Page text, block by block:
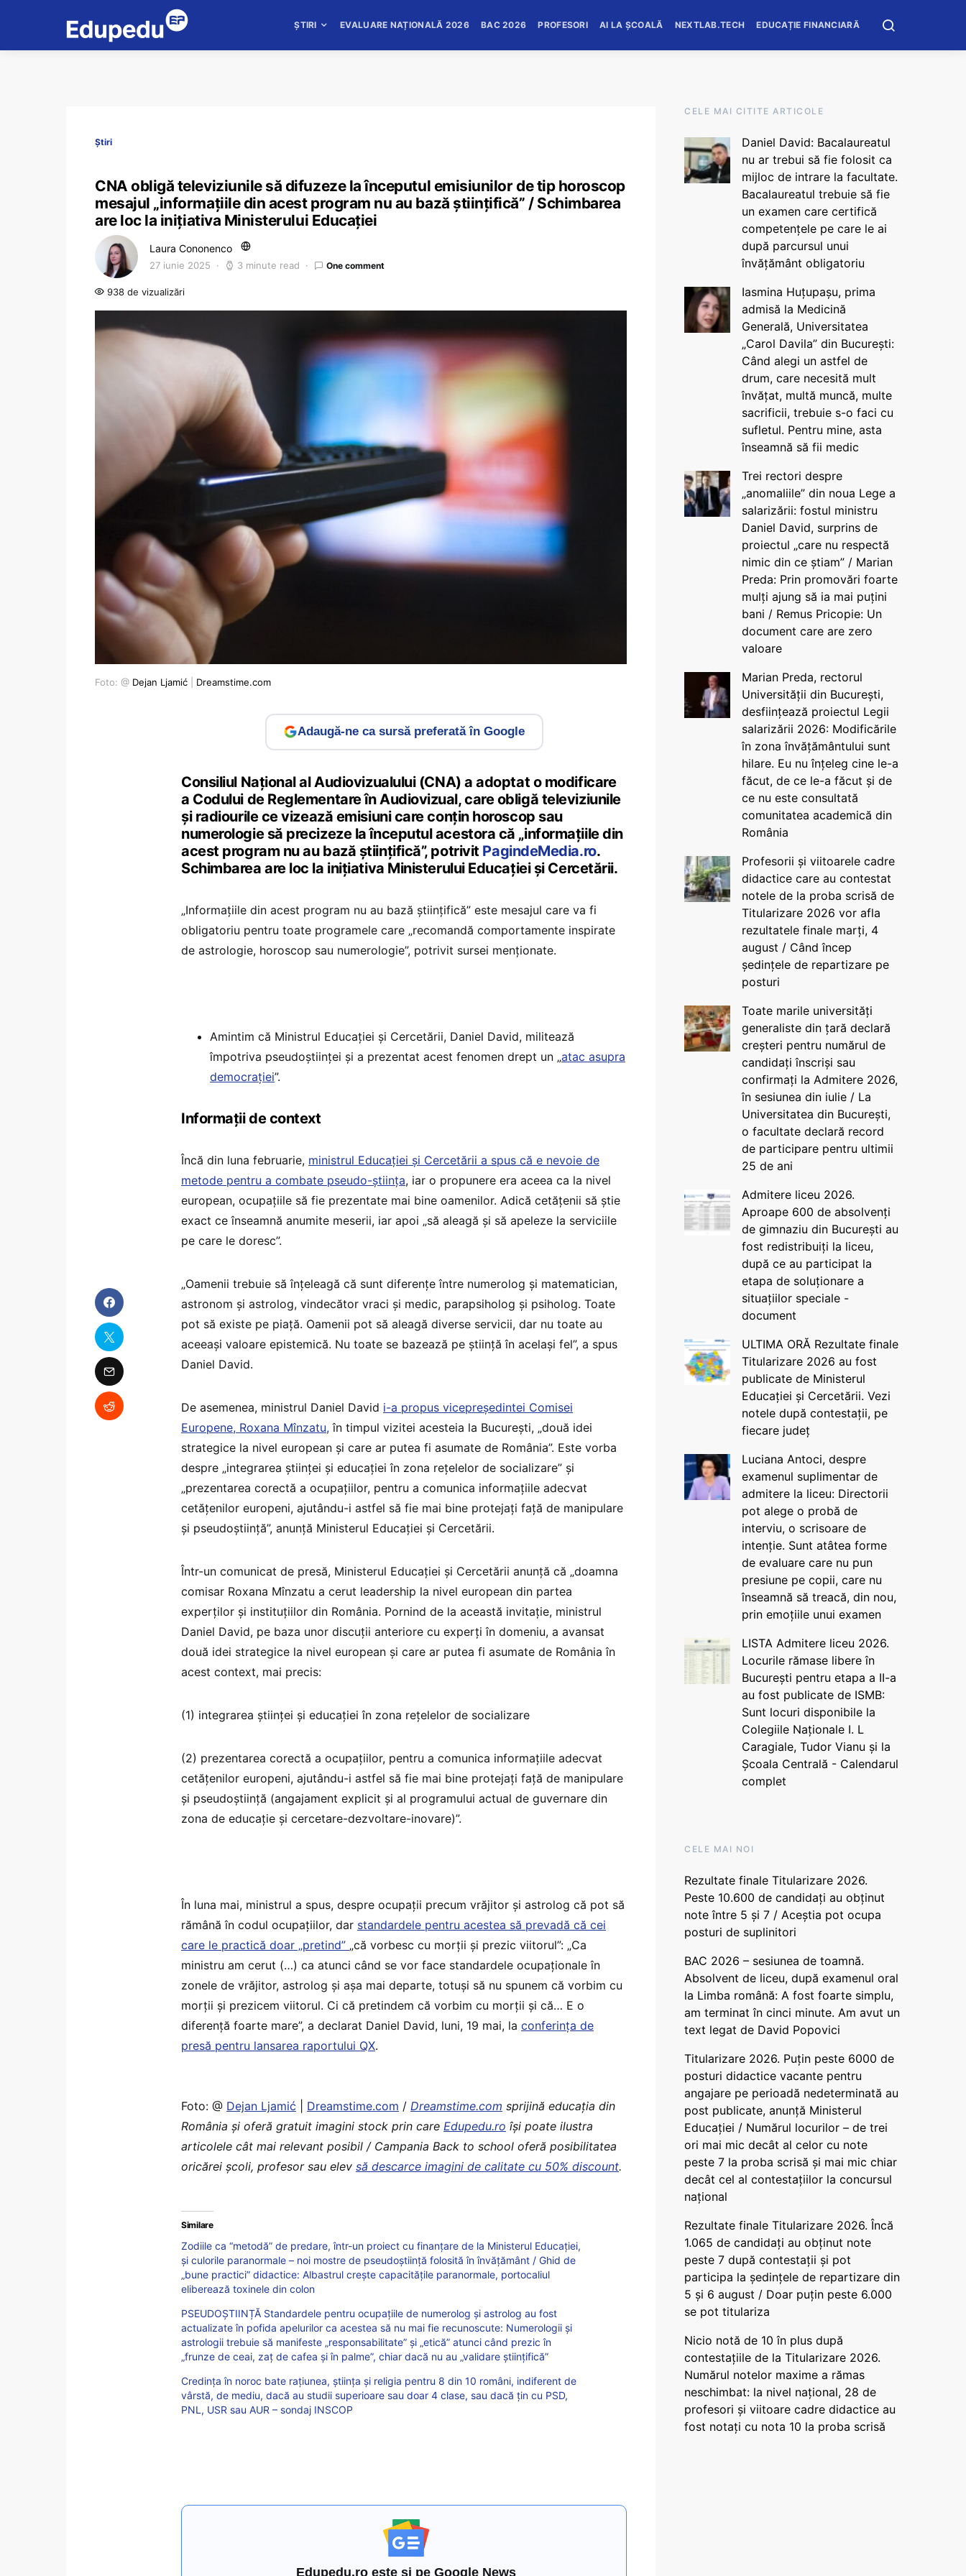
ȘTIRI EVALUARE NAȚIONALĂ 2026 BAC 2026 PROFESORI AI LA ȘCOALĂ NEXTLAB.TECH EDUCAȚIE FINANCIARĂ
Știri
CNA obligă televiziunile să difuzeze la începutul emisiunilor de tip horoscop
mesajul „informaţiile din acest program nu au bază ştiinţifică” / Schimbarea
are loc la inițiativa Ministerului Educaţiei
Laura Cononenco
27 iunie 2025 3 minute read One comment
938 de vizualizări
Foto: @ Dejan Ljamić Dreamstime.com
Adaugă-ne ca sursă preferată în Google
Consiliul Naţional al Audiovizualului (CNA) a adoptat o modificare
a Codului de Reglementare în Audiovizual, care obligă televiziunile
și radiourile ce vizează emisiuni care conţin horoscop sau
numerologie să precizeze la începutul acestora că „informaţiile din
acest program nu au bază ştiinţifică”, potrivit PagindeMedia.ro.
Schimbarea are loc la inițiativa Ministerului Educaţiei și Cercetării.
„Informaţiile din acest program nu au bază ştiinţifică” este mesajul care va fi
obligatoriu pentru toate programele care „recomandă comportamente inspirate
de astrologie, horoscop sau numerologie”, potrivit sursei menționate.
Amintim că Ministrul Educației și Cercetării, Daniel David, militează
împotriva pseudoștiinței și a prezentat acest fenomen drept un „atac asupra
democrației”.
Informații de context
Încă din luna februarie, ministrul Educației și Cercetării a spus că e nevoie de
metode pentru a combate pseudo-știința, iar o propunere era aceea ca la nivel
european, ocupațiile să fie prezentate mai bine oamenilor. Adică cetățenii să știe
exact ce înseamnă anumite meserii, iar apoi „să aleagă și să apeleze la serviciile
pe care le doresc”.
„Oamenii trebuie să înțeleagă că sunt diferențe între numerolog și matematician,
astronom și astrolog, vindecător vraci și medic, parapsiholog și psiholog. Toate
pot să existe pe piață. Oamenii pot să aleagă diverse servicii, dar nu toate au
aceeași valoare epistemică. Nu toate se bazează pe știință în același fel”, a spus
Daniel David.
De asemenea, ministrul Daniel David i-a propus vicepreședintei Comisei
Europene, Roxana Mînzatu, în timpul vizitei acesteia la București, „două idei
strategice la nivel european și care ar putea fi asumate de România”. Este vorba
despre „integrarea științei și educației în zona rețelelor de socializare” și
„prezentarea corectă a ocupațiilor, pentru a comunica informațiile adecvat
cetățenilor europeni, ajutându-i astfel să fie mai bine protejați față de manipulare
și pseudoștiință”, anunță Ministerul Educației și Cercetării.
Într-un comunicat de presă, Ministerul Educației și Cercetării anunță că „doamna
comisar Roxana Mînzatu a cerut leadership la nivel european din partea
experților și instituțiilor din România. Pornind de la această invitație, ministrul
Daniel David, pe baza unor discuții anteriore cu experți în domeniu, a avansat
două idei strategice la nivel european și care ar putea fi asumate de România în
acest context, mai precis:
(1) integrarea științei și educației în zona rețelelor de socializare
(2) prezentarea corectă a ocupațiilor, pentru a comunica informațiile adecvat
cetățenilor europeni, ajutându-i astfel să fie mai bine protejați față de manipulare
și pseudoștiință (angajament explicit și al programului actual de guvernare din
zona de educație și cercetare-dezvoltare-inovare)”.
În luna mai, ministrul a spus, despre ocupații precum vrăjitor și astrolog că pot să
rămână în codul ocupațiilor, dar standardele pentru acestea să prevadă că cei
care le practică doar „pretind” „că vorbesc cu morții și prezic viitorul”: „Ca
ministru am cerut (…) ca atunci când se vor face standardele ocupaționale în
zonele de vrăjitor, astrolog și așa mai departe, totuși să nu spunem că vorbim cu
morții și prezicem viitorul. Ci că pretindem că vorbim cu morții și că… E o
diferență foarte mare”, a declarat Daniel David, luni, 19 mai, la conferința de
presă pentru lansarea raportului QX.
Foto: @ Dejan Ljamić Dreamstime.com / Dreamstime.com sprijină educaţia din
România şi oferă gratuit imagini stock prin care Edupedu.ro îşi poate ilustra
articolele cât mai relevant posibil / Campania Back to school oferă posibilitatea
oricărei școli, profesor sau elev să descarce imagini de calitate cu 50% discount.
Similare
Zodiile ca “metodă” de predare, într-un proiect cu finanțare de la Ministerul Educației,
și culorile paranormale – noi mostre de pseudoștiință folosită în învățământ / Ghid de
„bune practici” didactice: Albastrul crește capacitățile paranormale, portocaliul
eliberează toxinele din colon
PSEUDOȘTIINȚĂ Standardele pentru ocupațiile de numerolog și astrolog au fost
actualizate în pofida apelurilor ca acestea să nu mai fie recunoscute: Numerologii și
astrologii trebuie să manifeste „responsabilitate” și „etică” atunci când prezic în
„frunze de ceai, zaț de cafea și în palme”, chiar dacă nu au „validare științifică”
Credința în noroc bate rațiunea, știința și religia pentru 8 din 10 români, indiferent de
vârstă, de mediu, dacă au studii superioare sau doar 4 clase, sau dacă țin cu PSD,
PNL, USR sau AUR – sondaj INSCOP
Edupedu.ro este și pe Google News
CELE MAI CITITE ARTICOLE
Daniel David: Bacalaureatul
nu ar trebui să fie folosit ca
mijloc de intrare la facultate.
Bacalaureatul trebuie să fie
un examen care certifică
competențele pe care le ai
după parcursul unui
învățământ obligatoriu
Iasmina Huțupașu, prima
admisă la Medicină
Generală, Universitatea
„Carol Davila” din București:
Când alegi un astfel de
drum, care necesită mult
învățat, multă muncă, multe
sacrificii, trebuie s-o faci cu
sufletul. Pentru mine, asta
înseamnă să fii medic
Trei rectori despre
„anomaliile” din noua Lege a
salarizării: fostul ministru
Daniel David, surprins de
proiectul „care nu respectă
nimic din ce știam” / Marian
Preda: Prin promovări foarte
mulți ajung să ia mai puțini
bani / Remus Pricopie: Un
document care are zero
valoare
Marian Preda, rectorul
Universității din București,
desființează proiectul Legii
salarizării 2026: Modificările
în zona învățământului sunt
hilare. Eu nu înțeleg cine le-a
făcut, de ce le-a făcut și de
ce nu este consultată
comunitatea academică din
România
Profesorii și viitoarele cadre
didactice care au contestat
notele de la proba scrisă de
Titularizare 2026 vor afla
rezultatele finale marți, 4
august / Când încep
ședințele de repartizare pe
posturi
Toate marile universități
generaliste din țară declară
creșteri pentru numărul de
candidați înscriși sau
confirmați la Admitere 2026,
în sesiunea din iulie / La
Universitatea din București,
o facultate declară record
de participare pentru ultimii
25 de ani
Admitere liceu 2026.
Aproape 600 de absolvenți
de gimnaziu din București au
fost redistribuiți la liceu,
după ce au participat la
etapa de soluționare a
situațiilor speciale -
document
ULTIMA ORĂ Rezultate finale
Titularizare 2026 au fost
publicate de Ministerul
Educației și Cercetării. Vezi
notele după contestații, pe
fiecare județ
Luciana Antoci, despre
examenul suplimentar de
admitere la liceu: Directorii
pot alege o probă de
interviu, o scrisoare de
intenție. Sunt atâtea forme
de evaluare care nu pun
presiune pe copii, care nu
înseamnă să treacă, din nou,
prin emoțiile unui examen
LISTA Admitere liceu 2026.
Locurile rămase libere în
București pentru etapa a II-a
au fost publicate de ISMB:
Sunt locuri disponibile la
Colegiile Naționale I. L
Caragiale, Tudor Vianu și la
Școala Centrală - Calendarul
complet
CELE MAI NOI
Rezultate finale Titularizare 2026.
Peste 10.600 de candidați au obținut
note între 5 și 7 / Aceștia pot ocupa
posturi de suplinitori
BAC 2026 – sesiunea de toamnă.
Absolvent de liceu, după examenul oral
la Limba română: A fost foarte simplu,
am terminat în cinci minute. Am avut un
text legat de David Popovici
Titularizare 2026. Puțin peste 6000 de
posturi didactice vacante pentru
angajare pe perioadă nedeterminată au
post publicate, anunță Ministerul
Educației / Numărul locurilor – de trei
ori mai mic decât al celor cu note
peste 7 la proba scrisă și mai mic chiar
decât cel al contestațiilor la concursul
național
Rezultate finale Titularizare 2026. Încă
1.065 de candidați au obținut note
peste 7 după contestații și pot
participa la ședințele de repartizare din
5 și 6 august / Doar puțin peste 6.000
se pot titulariza
Nicio notă de 10 în plus după
contestațiile de la Titularizare 2026.
Numărul notelor maxime a rămas
neschimbat: la nivel național, 28 de
profesori și viitoare cadre didactice au
fost notați cu nota 10 la proba scrisă